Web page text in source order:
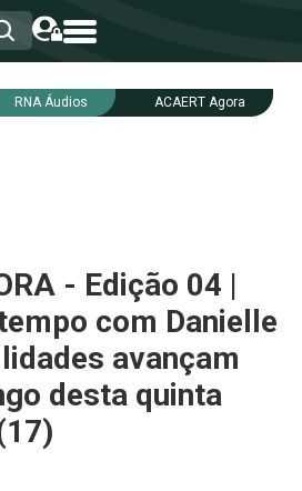
RNA Áudios ACAERT Agora
- Edição 04 |
com Danielle
avançam
desta quinta